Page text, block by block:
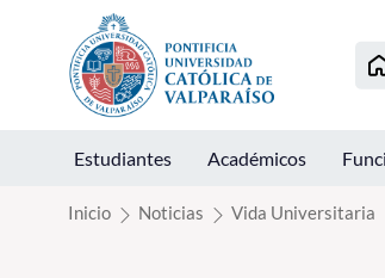
Click acá para ir directamente al contenido
Estudiantes Académicos
Inicio Noticias Vida Universitaria